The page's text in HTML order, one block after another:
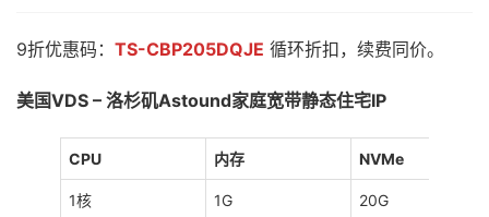
9折优惠码： TS-CBP205DQJE 循环折扣，续费同价。
美国VDS – 洛杉矶Astound家庭宽带静态住宅IP
CPU 内存 NVMe
1核 1G 20G